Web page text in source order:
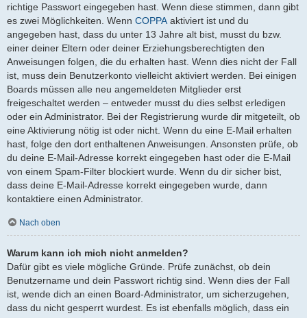
richtige Passwort eingegeben hast. Wenn diese stimmen, dann gibt
es zwei Möglichkeiten. Wenn COPPA aktiviert ist und du
angegeben hast, dass du unter 13 Jahre alt bist, musst du bzw.
einer deiner Eltern oder deiner Erziehungsberechtigten den
Anweisungen folgen, die du erhalten hast. Wenn dies nicht der Fall
ist, muss dein Benutzerkonto vielleicht aktiviert werden. Bei einigen
Boards müssen alle neu angemeldeten Mitglieder erst
freigeschaltet werden – entweder musst du dies selbst erledigen
oder ein Administrator. Bei der Registrierung wurde dir mitgeteilt, ob
eine Aktivierung nötig ist oder nicht. Wenn du eine E-Mail erhalten
hast, folge den dort enthaltenen Anweisungen. Ansonsten prüfe, ob
du deine E-Mail-Adresse korrekt eingegeben hast oder die E-Mail
von einem Spam-Filter blockiert wurde. Wenn du dir sicher bist,
dass deine E-Mail-Adresse korrekt eingegeben wurde, dann
kontaktiere einen Administrator.
Nach oben
Warum kann ich mich nicht anmelden?
Dafür gibt es viele mögliche Gründe. Prüfe zunächst, ob dein
Benutzername und dein Passwort richtig sind. Wenn dies der Fall
ist, wende dich an einen Board-Administrator, um sicherzugehen,
dass du nicht gesperrt wurdest. Es ist ebenfalls möglich, dass ein